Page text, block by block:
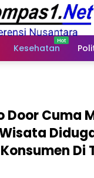
Kesehatan
Door Cuma
Di